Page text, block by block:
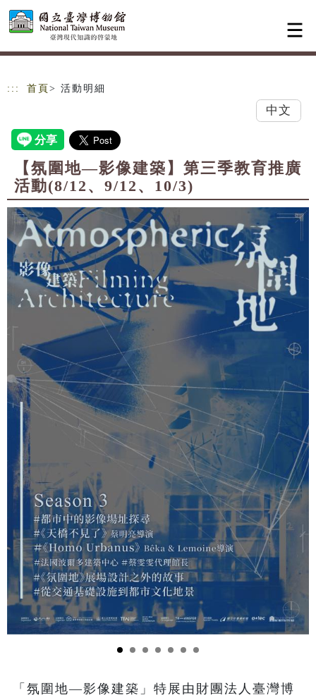
跳到主要內容
網站導覽
::: 首頁 > 活動明細
中文
【氛圍地—影像建築】第三季教育推廣
活動(8/12、9/12、10/3)
「氛圍地—影像建築」特展由財團法人臺灣博